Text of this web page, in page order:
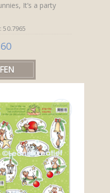
It’s a party
50.7965